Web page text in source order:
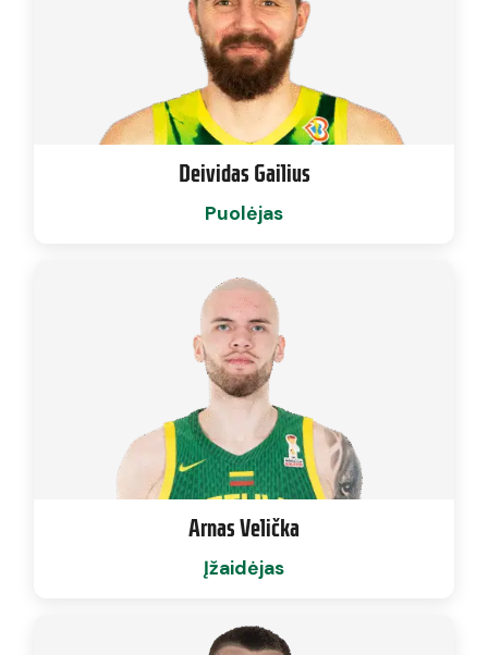
Deividas Gailius
Puolėjas
Arnas Velička
Įžaidėjas